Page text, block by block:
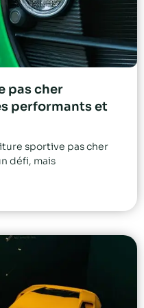
pas cher
performants et
sportive pas cher
défi, mais